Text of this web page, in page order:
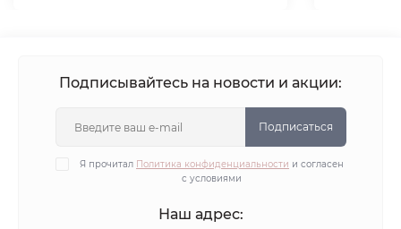
Подписывайтесь на новости и акции:
Подписаться
Я прочитал Политика конфиденциальности и согласен
с условиями
Наш адрес: